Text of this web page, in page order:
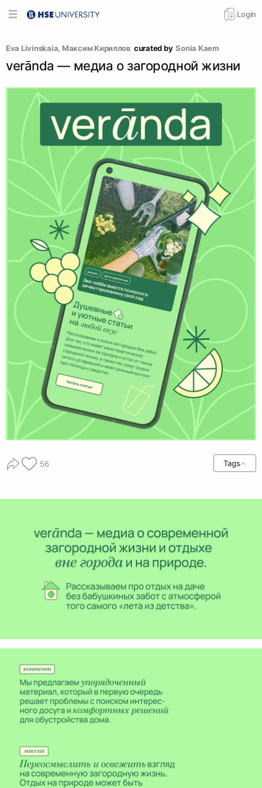
Login
Eva Livinskaia, Максим Кириллов curated by Sonia Kaem
verānda — медиа о загородной жизни
56 Tags